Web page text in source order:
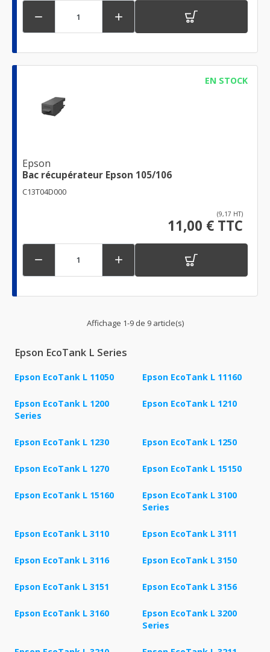
 
EN STOCK
Epson
Bac récupérateur Epson 105/106
C13T04D000
(9,17 HT)
11,00 € TTC
 
Affichage 1-9 de 9 article(s)
Epson EcoTank L Series
Epson EcoTank L 11050 Epson EcoTank L 11160
Epson EcoTank L 1200
Series
Epson EcoTank L 1210
Epson EcoTank L 1230 Epson EcoTank L 1250
Epson EcoTank L 1270 Epson EcoTank L 15150
Epson EcoTank L 15160
Epson EcoTank L 3100
Series
Epson EcoTank L 3110 Epson EcoTank L 3111
Epson EcoTank L 3116 Epson EcoTank L 3150
Epson EcoTank L 3151 Epson EcoTank L 3156
Epson EcoTank L 3160
Epson EcoTank L 3200
Series